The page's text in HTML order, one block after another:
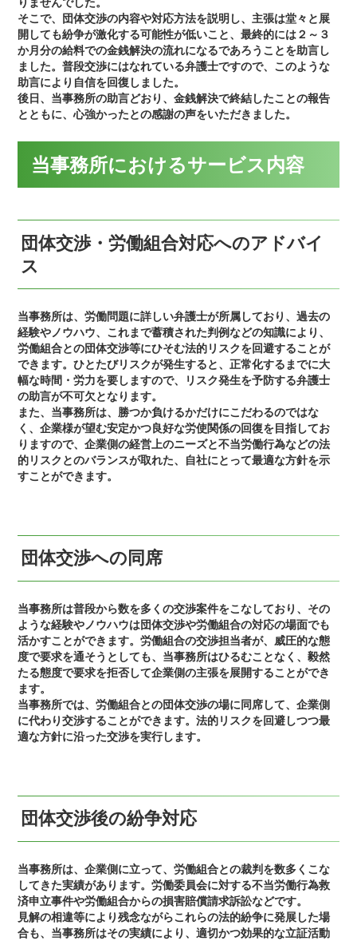
りませんでした。
そこで、団体交渉の内容や対応方法を説明し、主張は堂々と展
開しても紛争が激化する可能性が低いこと、最終的には２～３
か月分の給料での金銭解決の流れになるであろうことを助言し
ました。普段交渉にはなれている弁護士ですので、このような
助言により自信を回復しました。
後日、当事務所の助言どおり、金銭解決で終結したことの報告
とともに、心強かったとの感謝の声をいただきました。
当事務所におけるサービス内容
団体交渉・労働組合対応へのアドバイ
ス
当事務所は、労働問題に詳しい弁護士が所属しており、過去の
経験やノウハウ、これまで蓄積された判例などの知識により、
労働組合との団体交渉等にひそむ法的リスクを回避することが
できます。ひとたびリスクが発生すると、正常化するまでに大
幅な時間・労力を要しますので、リスク発生を予防する弁護士
の助言が不可欠となります。
また、当事務所は、勝つか負けるかだけにこだわるのではな
く、企業様が望む安定かつ良好な労使関係の回復を目指してお
りますので、企業側の経営上のニーズと不当労働行為などの法
的リスクとのバランスが取れた、自社にとって最適な方針を示
すことができます。
団体交渉への同席
当事務所は普段から数を多くの交渉案件をこなしており、その
ような経験やノウハウは団体交渉や労働組合の対応の場面でも
活かすことができます。労働組合の交渉担当者が、威圧的な態
度で要求を通そうとしても、当事務所はひるむことなく、毅然
たる態度で要求を拒否して企業側の主張を展開することができ
ます。
当事務所では、労働組合との団体交渉の場に同席して、企業側
に代わり交渉することができます。法的リスクを回避しつつ最
適な方針に沿った交渉を実行します。
団体交渉後の紛争対応
当事務所は、企業側に立って、労働組合との裁判を数多くこな
してきた実績があります。労働委員会に対する不当労働行為救
済申立事件や労働組合からの損害賠償請求訴訟などです。
見解の相違等により残念ながらこれらの法的紛争に発展した場
合も、当事務所はその実績により、適切かつ効果的な立証活動